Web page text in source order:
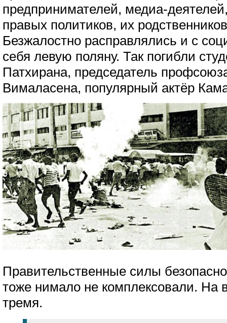
предпринимателей, медиа-
правых политиков, их
Безжалостно расправлялись и с
себя левую поляну. Так погибли
Патхирана, председатель
Вималасена, популярный актёр
Правительственные силы
тоже нимало не комплексовали. На
тремя.